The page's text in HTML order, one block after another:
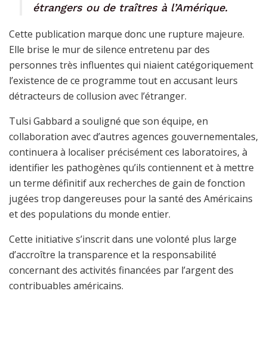
étrangers ou de traîtres à l’Amérique.
Cette publication marque donc une rupture majeure.
Elle brise le mur de silence entretenu par des
personnes très influentes qui niaient catégoriquement
l’existence de ce programme tout en accusant leurs
détracteurs de collusion avec l’étranger.
Tulsi Gabbard a souligné que son équipe, en
collaboration avec d’autres agences gouvernementales,
continuera à localiser précisément ces laboratoires, à
identifier les pathogènes qu’ils contiennent et à mettre
un terme définitif aux recherches de gain de fonction
jugées trop dangereuses pour la santé des Américains
et des populations du monde entier.
Cette initiative s’inscrit dans une volonté plus large
d’accroître la transparence et la responsabilité
concernant des activités financées par l’argent des
contribuables américains.